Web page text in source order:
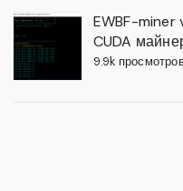
EWBF-miner
CUDA
9.9k